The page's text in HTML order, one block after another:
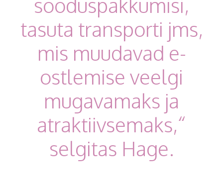
tasuta transporti jms,
mis muudavad e-
ostlemise veelgi
mugavamaks ja
atraktiivsemaks,“
selgitas Hage.